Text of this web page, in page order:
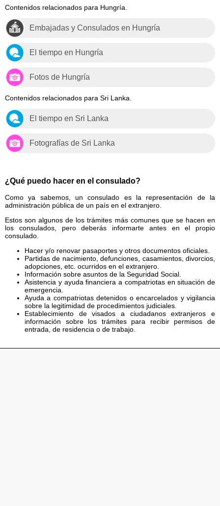
Contenidos relacionados para Hungría.
Embajadas y Consulados en Hungría
El tiempo en Hungría
Fotos de Hungría
Contenidos relacionados para Sri Lanka.
El tiempo en Sri Lanka
Fotografías de Sri Lanka
¿Qué puedo hacer en el consulado?
Como ya sabemos, un consulado es la representación de la
administración pública de un país en el extranjero.
Estos son algunos de los trámites más comunes que se hacen en
los consulados, pero deberás informarte antes en el propio
consulado.
Hacer y/o renovar pasaportes y otros documentos oficiales.
Partidas de nacimiento, defunciones, casamientos, divorcios,
adopciones, etc. ocurridos en el extranjero.
Información sobre asuntos de la Seguridad Social.
Asistencia y ayuda financiera a compatriotas en situación de
emergencia.
Ayuda a compatriotas detenidos o encarcelados y vigilancia
sobre la legitimidad de procedimientos judiciales.
Establecimiento de visados a ciudadanos extranjeros e
información sobre los trámites para recibir permisos de
entrada, de residencia o de trabajo.